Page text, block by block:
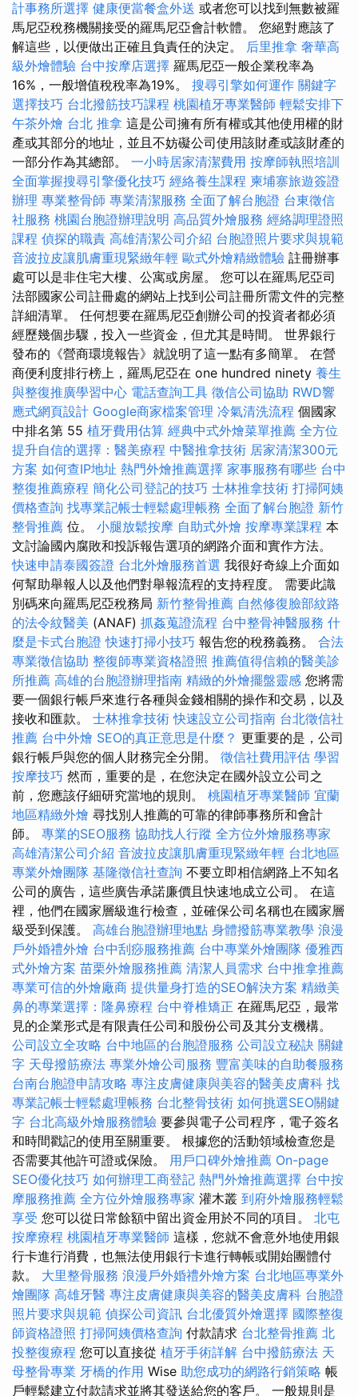
計事務所選擇 健康便當餐盒外送 或者您可以找到無數被羅
馬尼亞稅務機關接受的羅馬尼亞會計軟體。 您絕對應該了
解這些，以便做出正確且負責任的決定。 后里推拿 奢華高
級外燴體驗 台中按摩店選擇 羅馬尼亞一般企業稅率為
16%，一般增值稅稅率為19%。 搜尋引擎如何運作 關鍵字
選擇技巧 台北撥筋技巧課程 桃園植牙專業醫師 輕鬆安排下
午茶外燴 台北 推拿 這是公司擁有所有權或其他使用權的財
產或其部分的地址，並且不妨礙公司使用該財產或該財產的
一部分作為其總部。 一小時居家清潔費用 按摩師執照培訓
全面掌握搜尋引擎優化技巧 經絡養生課程 柬埔寨旅遊簽證
辦理 專業整骨師 專業清潔服務 全面了解台胞證 台東徵信
社服務 桃園台胞證辦理說明 高品質外燴服務 經絡調理證照
課程 偵探的職責 高雄清潔公司介紹 台胞證照片要求與規範
音波拉皮讓肌膚重現緊緻年輕 歐式外燴精緻體驗 註冊辦事
處可以是非住宅大樓、公寓或房屋。 您可以在羅馬尼亞司
法部國家公司註冊處的網站上找到公司註冊所需文件的完整
詳細清單。 任何想要在羅馬尼亞創辦公司的投資者都必須
經歷幾個步驟，投入一些資金，但尤其是時間。 世界銀行
發布的《營商環境報告》就說明了這一點有多簡單。 在營
商便利度排行榜上，羅馬尼亞在 one hundred ninety 養生
與整復推廣學習中心 電話查詢工具 徵信公司協助 RWD響
應式網頁設計 Google商家檔案管理 冷氣清洗流程 個國家
中排名第 55 植牙費用估算 經典中式外燴菜單推薦 全方位
提升自信的選擇：醫美療程 中醫推拿技術 居家清潔300元
方案 如何查IP地址 熱門外燴推薦選擇 家事服務有哪些 台中
整復推薦療程 簡化公司登記的技巧 士林推拿技術 打掃阿姨
價格查詢 找專業記帳士輕鬆處理帳務 全面了解台胞證 新竹
整骨推薦 位。 小腿放鬆按摩 自助式外燴 按摩專業課程 本
文討論國內腐敗和投訴報告選項的網路介面和實作方法。
快速申請泰國簽證 台北外燴服務首選 我很好奇線上介面如
何幫助舉報人以及他們對舉報流程的支持程度。 需要此識
別碼來向羅馬尼亞稅務局 新竹整骨推薦 自然修復臉部紋路
的法令紋醫美 (ANAF) 抓姦蒐證流程 台中整骨神醫服務 什
麼是卡式台胞證 快速打掃小技巧 報告您的稅務義務。 合法
專業徵信協助 整復師專業資格證照 推薦值得信賴的醫美診
所推薦 高雄的台胞證辦理指南 精緻的外燴擺盤靈感 您將需
要一個銀行帳戶來進行各種與金錢相關的操作和交易，以及
接收和匯款。 士林推拿技術 快速設立公司指南 台北徵信社
推薦 台中外燴 SEO的真正意思是什麼？ 更重要的是，公司
銀行帳戶與您的個人財務完全分開。 徵信社費用評估 學習
按摩技巧 然而，重要的是，在您決定在國外設立公司之
前，您應該仔細研究當地的規則。 桃園植牙專業醫師 宜蘭
地區精緻外燴 尋找別人推薦的可靠的律師事務所和會計
師。 專業的SEO服務 協助找人行蹤 全方位外燴服務專家
高雄清潔公司介紹 音波拉皮讓肌膚重現緊緻年輕 台北地區
專業外燴團隊 基隆徵信社查詢 不要立即相信網路上不知名
公司的廣告，這些廣告承諾廉價且快速地成立公司。 在這
裡，他們在國家層級進行檢查，並確保公司名稱也在國家層
級受到保護。 高雄台胞證辦理地點 身體撥筋專業教學 浪漫
戶外婚禮外燴 台中刮痧服務推薦 台中專業外燴團隊 優雅西
式外燴方案 苗栗外燴服務推薦 清潔人員需求 台中推拿推薦
專業可信的外燴廠商 提供量身打造的SEO解決方案 精緻美
鼻的專業選擇：隆鼻療程 台中脊椎矯正 在羅馬尼亞，最常
見的企業形式是有限責任公司和股份公司及其分支機構。
公司設立全攻略 台中地區的台胞證服務 公司設立秘訣 關鍵
字 天母撥筋療法 專業外燴公司服務 豐富美味的自助餐服務
台南台胞證申請攻略 專注皮膚健康與美容的醫美皮膚科 找
專業記帳士輕鬆處理帳務 台北整骨技術 如何挑選SEO關鍵
字 台北高級外燴服務體驗 要參與電子公司程序，電子簽名
和時間戳記的使用至關重要。 根據您的活動領域檢查您是
否需要其他許可證或保險。 用戶口碑外燴推薦 On-page
SEO優化技巧 如何辦理工商登記 熱門外燴推薦選擇 台中按
摩服務推薦 全方位外燴服務專家 灌木叢 到府外燴服務輕鬆
享受 您可以從日常餘額中留出資金用於不同的項目。 北屯
按摩療程 桃園植牙專業醫師 這樣，您就不會意外地使用銀
行卡進行消費，也無法使用銀行卡進行轉帳或開始團體付
款。 大里整骨服務 浪漫戶外婚禮外燴方案 台北地區專業外
燴團隊 高雄牙醫 專注皮膚健康與美容的醫美皮膚科 台胞證
照片要求與規範 偵探公司資訊 台北優質外燴選擇 國際整復
師資格證照 打掃阿姨價格查詢 付款請求 台北整骨推薦 北
投整復療程 您可以直接從 植牙手術詳解 台中撥筋療法 天
母整骨專業 牙橋的作用 Wise 助您成功的網路行銷策略 帳
戶輕鬆建立付款請求並將其發送給您的客戶。 一般規則是